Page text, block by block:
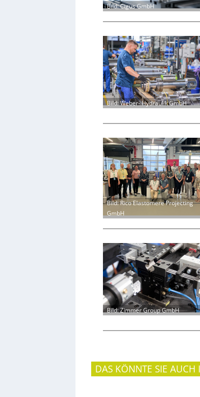
Bild: Cigus GmbH
Bild: Weber- Hydraulik GmbH
Bild: Rico Elastomere Projecting
GmbH
Bild: Zimmer Group GmbH
DAS KÖNNTE SIE AUCH